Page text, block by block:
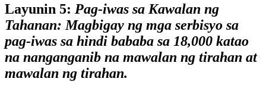
Layunin 5: Pag-iwas sa Kawalan ng
Tahanan: Magbigay ng mga serbisyo sa
pag-iwas sa hindi bababa sa 18,000 katao
na nanganganib na mawalan ng tirahan at
mawalan ng tirahan.